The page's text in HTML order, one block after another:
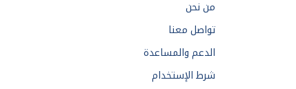
من نحن
تواصل معنا
الدعم والمساعدة
شرط الإستخدام